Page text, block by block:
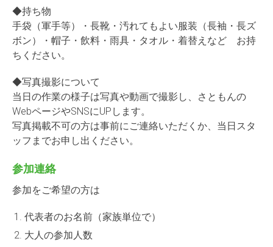
◆持ち物
手袋（軍手等）・長靴・汚れてもよい服装（長袖・長ズ
ボン）・帽子・飲料・雨具・タオル・着替えなど お持
ちください。
◆写真撮影について
当日の作業の様子は写真や動画で撮影し、さともんの
WebページやSNSにUPします。
写真掲載不可の方は事前にご連絡いただくか、当日スタ
ッフまでお申し出ください。
参加連絡
参加をご希望の方は
代表者のお名前（家族単位で）
大人の参加人数